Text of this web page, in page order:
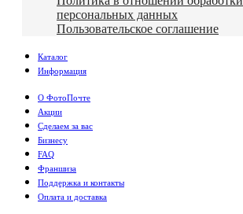
персональных данных
Пользовательское соглашение
Каталог
Информация
О ФотоПочте
Акции
Сделаем за вас
Бизнесу
FAQ
Франшиза
Поддержка и контакты
Оплата и доставка